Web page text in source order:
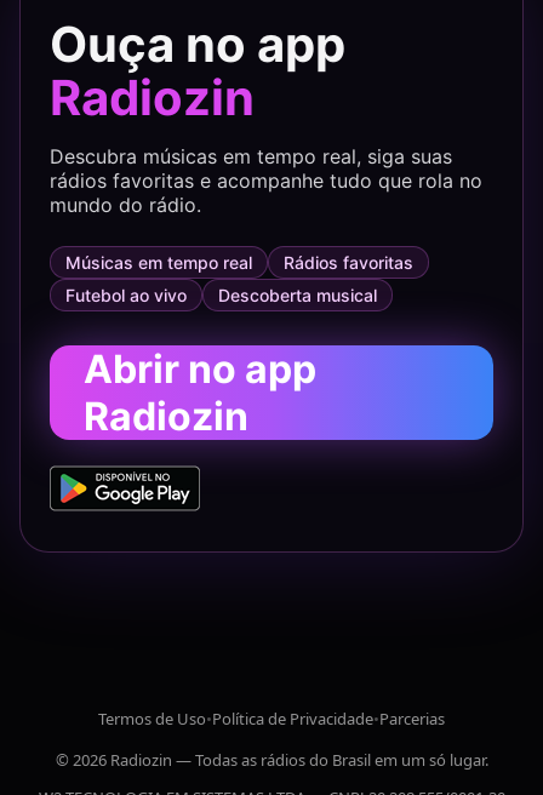
Ouça no app
Radiozin
Descubra músicas em tempo real, siga suas
rádios favoritas e acompanhe tudo que rola no
mundo do rádio.
Músicas em tempo real
Rádios favoritas
Futebol ao vivo
Descoberta musical
Abrir no app
Radiozin
Termos de Uso•Política de Privacidade•Parcerias
© 2026 Radiozin — Todas as rádios do Brasil em um só lugar.